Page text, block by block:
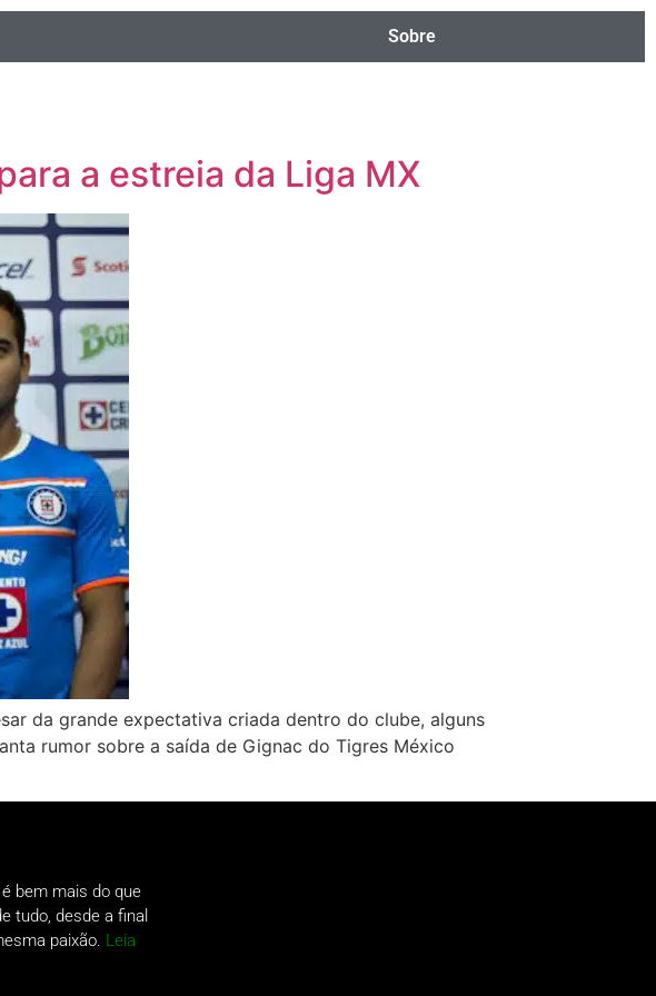
Sobre
a estreia da Liga MX
da grande expectativa criada dentro do clube, alguns
rumor sobre a saída de Gignac do Tigres México
bem mais do que
tudo, desde a final
paixão. Leia